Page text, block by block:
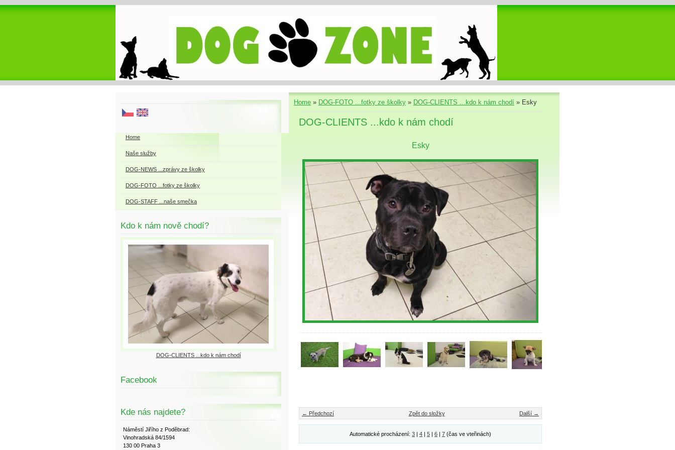
Home » DOG-FOTO ...fotky ze školky » DOG-CLIENTS ...kdo k nám chodí » Esky
DOG-CLIENTS ...kdo k nám chodí
Esky
← Předchozí Další →
Zpět do složky
Automatické procházení: 3 | 4 | 5 | 6 | 7 (čas ve vteřinách)
Home
Naše služby
DOG-NEWS ...zprávy ze školky
DOG-FOTO ...fotky ze školky
DOG-STAFF ...naše smečka
Kdo k nám nově chodí?
DOG-CLIENTS ...kdo k nám chodí
Facebook
Kde nás najdete?
Náměstí Jiřího z Poděbrad:
Vinohradská 84/1594
130 00 Praha 3